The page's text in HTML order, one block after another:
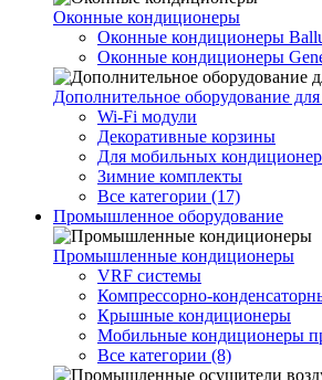
Оконные кондиционеры
Оконные кондиционеры
Оконные кондиционеры
Дополнительное оборудование
Wi-Fi модули
Декоративные корзины
Для мобильных
Зимние комплекты
Все категории (17)
Промышленное оборудование
Промышленные кондиционеры
VRF системы
Компрессорно-
Крышные кондиционеры
Мобильные кондиционеры
Все категории (8)